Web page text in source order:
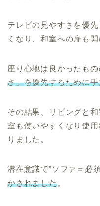
テレビの見やすさを優
くなり、和室への扉も
座り心地は良かったも
さ」を優先するために手
その結果、リビングと
室も使いやすくなり使用
りました。
潜在意識で”ソファ＝必
かされました。